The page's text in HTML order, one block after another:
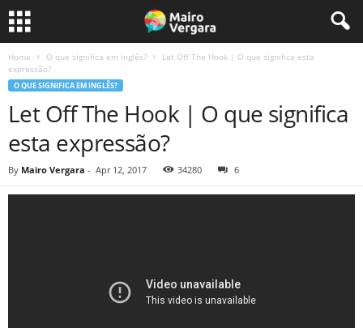
Home O que significa em inglês?
Let Off The Hook | O que significa esta
expressão?
O QUE SIGNIFICA EM INGLÊS?
Let Off The Hook | O que significa
esta expressão?
By Mairo Vergara - Apr 12, 2017 34280 6